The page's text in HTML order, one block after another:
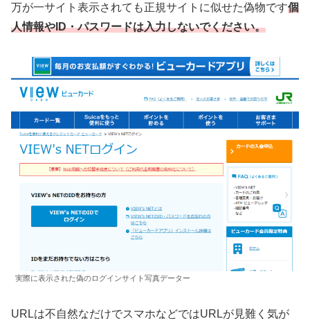
万が一サイト表示されても正規サイトに似せた偽物です個
人情報やID・パスワードは入力しないでください。
実際に表示された偽のログインサイト写真データー
URLは不自然なだけでスマホなどではURLが見難く気が